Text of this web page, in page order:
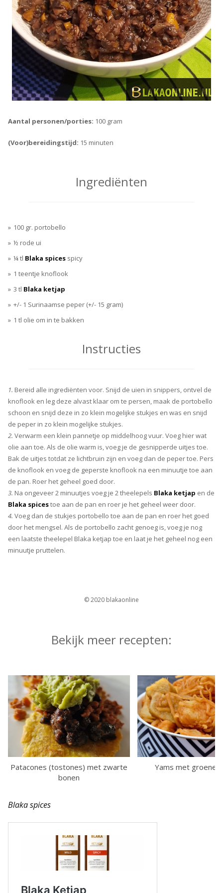
Aantal personen/porties: 100 gram
(Voor)bereidingstijd: 15 minuten
Ingrediënten
100 gr. portobello
½ rode ui
¼ tl Blaka spices spicy
1 teentje knoflook
3 tl Blaka ketjap
+/- 1 Surinaamse peper (+/- 15 gram)
1 tl olie om in te bakken
Instructies
1. Bereid alle ingrediënten voor. Snijd de uien in snippers, ontvel de
knoflook en leg deze alvast klaar om te persen, maak de portobello
schoon en snijd deze in zo klein mogelijke stukjes en was en snijd
de peper in zo klein mogelijke stukjes.
2. Verwarm een klein pannetje op middelhoog vuur. Voeg hier wat
olie aan toe. Als de olie warm is, voeg je de gesnipperde uitjes toe.
Bak de uitjes totdat ze lichtbruin zijn en voeg dan de peper toe. Pers
de knoflook en voeg de geperste knoflook na een minuutje toe aan
de pan. Roer het geheel goed door.
3. Na ongeveer 2 minuutjes voeg je 2 theelepels Blaka ketjap en de
Blaka spicestoe aan de pan en roer je het geheel weer door.
4. Voeg dan de stukjes portobello toe aan de pan en roer het goed
door het mengsel. Als de portobello zacht genoeg is, voeg je nog
een laatste theelepel Blaka ketjap toe en laat je het geheel nog een
minuutje pruttelen.
© 2020 blakaonline
Bekijk meer recepten:
Patacones (tostones) met zwarte
bonen
Yams met groene
Blaka spices